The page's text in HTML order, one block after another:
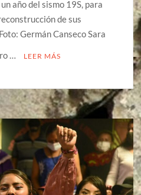
año del sismo 19S, para
de sus
Germán Canseco Sara
…
LEER MÁS